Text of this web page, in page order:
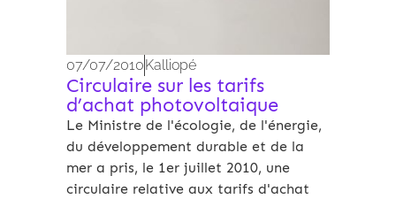
07/07/2010 Kalliopé
Circulaire sur les tarifs
d’achat photovoltaique
Le Ministre de l'écologie, de l'énergie,
du développement durable et de la
mer a pris, le 1er juillet 2010, une
circulaire relative aux tarifs d'achat